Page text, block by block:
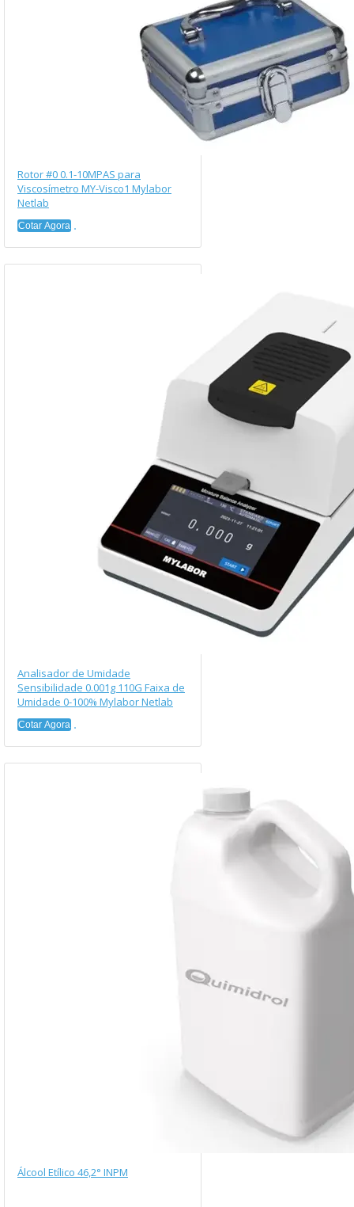
Rotor #0 0.1-10MPAS para
Viscosímetro MY-Visco1 Mylabor
Netlab
Cotar Agora
Analisador de Umidade
Sensibilidade 0.001g 110G Faixa de
Umidade 0-100% Mylabor Netlab
Cotar Agora
Álcool Etílico 46,2° INPM